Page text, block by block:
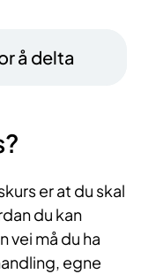
å delta
er at du skal
du kan
vei må du ha
egne